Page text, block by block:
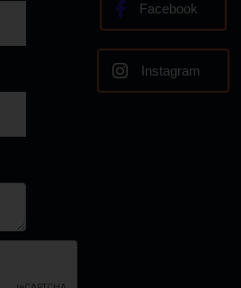
Facebook
Instagram